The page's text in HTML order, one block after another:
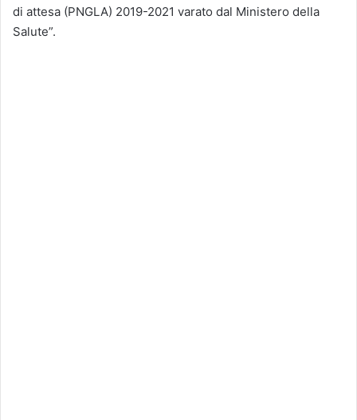
di attesa (PNGLA) 2019-2021 varato dal Ministero della
Salute”.